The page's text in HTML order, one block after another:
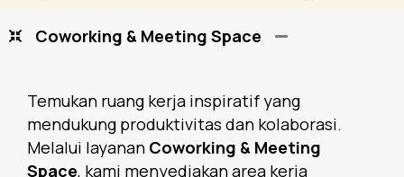
Coworking & Meeting Space
Temukan ruang kerja inspiratif yang
mendukung produktivitas dan kolaborasi.
Melalui layanan Coworking & Meeting
Space, kami menyediakan area kerja